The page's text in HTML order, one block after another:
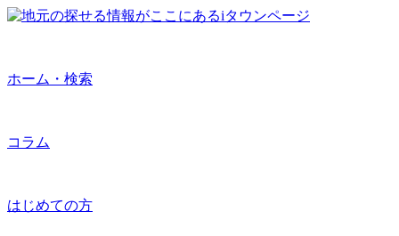
ホーム・検索
コラム
はじめての方